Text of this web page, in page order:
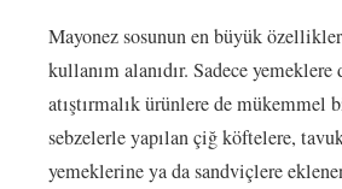
Mayonez sosunun en büyük
kullanım alanıdır. Sadece
atıştırmalık ürünlere de mükemmel
sebzelerle yapılan çiğ köftelere,
yemeklerine ya da sandviçlere